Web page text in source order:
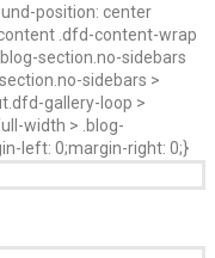
position: center
.dfd-content-wrap
section.no-sidebars
sidebars >
gallery-loop >
width > .blog-
left: 0;margin-right: 0;}